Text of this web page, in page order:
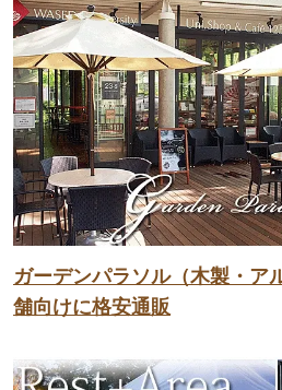
ガーデンパラソル（木製・ア
舗向けに格安通販